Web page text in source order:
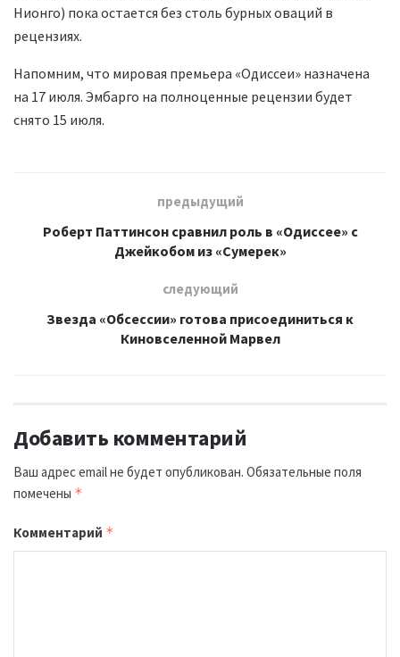
Нионго) пока остается без столь бурных оваций в
рецензиях.
Напомним, что мировая премьера «Одиссеи» назначена
на 17 июля. Эмбарго на полноценные рецензии будет
снято 15 июля.
предыдущий
Роберт Паттинсон сравнил роль в «Одиссее» с
Джейкобом из «Сумерек»
следующий
Звезда «Обсессии» готова присоединиться к
Киновселенной Марвел
Добавить комментарий
Ваш адрес email не будет опубликован. Обязательные поля
помечены *
Комментарий *